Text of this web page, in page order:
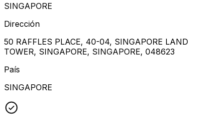
SINGAPORE
Dirección
50 RAFFLES PLACE, 40-04, SINGAPORE LAND
TOWER, SINGAPORE, SINGAPORE, 048623
País
SINGAPORE